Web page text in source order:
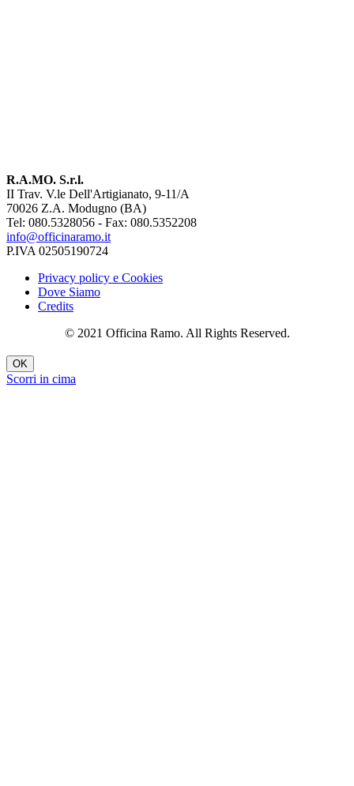
R.A.MO. S.r.l.
II Trav. V.le Dell'Artigianato, 9-11/A
70026 Z.A. Modugno (BA)
Tel: 080.5328056 - Fax: 080.5352208
info@officinaramo.it
P.IVA 02505190724
Privacy policy e Cookies
Dove Siamo
Credits
© 2021 Officina Ramo. All Rights Reserved.
OK
Scorri in cima